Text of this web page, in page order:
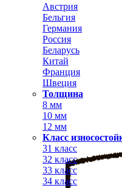
Австрия
Бельгия
Германия
Россия
Беларусь
Китай
Франция
Швеция
Толщина
8 мм
10 мм
12 мм
Класс
31 класс
32 класс
33 класс
34 класс